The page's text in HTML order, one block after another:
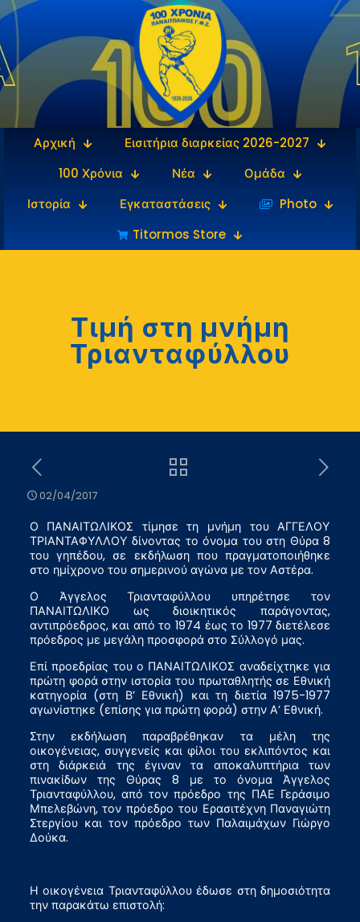
Αρχική
Εισιτήρια διαρκείας 2026-2027
100 Χρόνια
Νέα
Ομάδα
Ιστορία
Εγκαταστάσεις
‎‏‏‎ ‎Photo
Titormos Store
Τιμή στη μνήμη
Τριανταφύλλου
02/04/2017
Ο ΠΑΝΑΙΤΩΛΙΚΟΣ τίμησε τη μνήμη του ΑΓΓΕΛΟΥ
ΤΡΙΑΝΤΑΦΥΛΛΟΥ δίνοντας το όνομα του στη Θύρα 8
του γηπέδου, σε εκδήλωση που πραγματοποιήθηκε
στο ημίχρονο του σημερινού αγώνα με τον Αστέρα.
Ο Άγγελος Τριανταφύλλου υπηρέτησε τον
ΠΑΝΑΙΤΩΛΙΚΟ ως διοικητικός παράγοντας,
αντιπρόεδρος, και από το 1974 έως το 1977 διετέλεσε
πρόεδρος με μεγάλη προσφορά στο Σύλλογό μας.
Επί προεδρίας του ο ΠΑΝΑΙΤΩΛΙΚΟΣ αναδείχτηκε για
πρώτη φορά στην ιστορία του πρωταθλητής σε Εθνική
κατηγορία (στη Β’ Εθνική) και τη διετία 1975-1977
αγωνίστηκε (επίσης για πρώτη φορά) στην Α’ Εθνική.
Στην εκδήλωση παραβρέθηκαν τα μέλη της
οικογένειας, συγγενείς και φίλοι του εκλιπόντος και
στη διάρκειά της έγιναν τα αποκαλυπτήρια των
πινακίδων της Θύρας 8 με το όνομα Άγγελος
Τριανταφύλλου, από τον πρόεδρο της ΠΑΕ Γεράσιμο
Μπελεβώνη, τον πρόεδρο του Ερασιτέχνη Παναγιώτη
Στεργίου και τον πρόεδρο των Παλαιμάχων Γιώργο
Δούκα.
Η οικογένεια Τριανταφύλλου έδωσε στη δημοσιότητα
την παρακάτω επιστολή: